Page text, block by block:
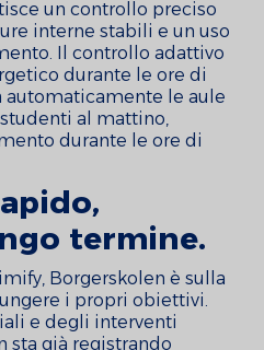
un controllo preciso
interne stabili e un uso
Il controllo adattivo
durante le ore di
le aule
al mattino,
durante le ore di
termine.
Borgerskolen è sulla
i propri obiettivi.
e degli interventi
sta già registrando